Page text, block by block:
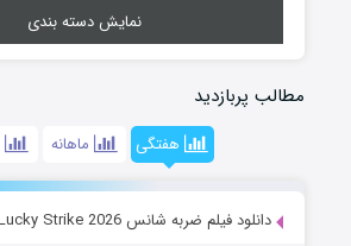
نمایش دسته بندی
مطالب پربازدید
هفتگی ماهانه
دانلود فیلم ضربه شانس Lucky Strike 2026